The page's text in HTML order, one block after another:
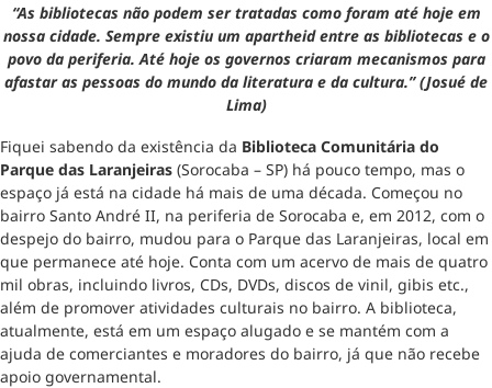
“As bibliotecas não podem ser tratadas como foram até hoje em
nossa cidade. Sempre existiu um apartheid entre as bibliotecas e o
povo da periferia. Até hoje os governos criaram mecanismos para
afastar as pessoas do mundo da literatura e da cultura.” (Josué de
Lima)
Fiquei sabendo da existência da Biblioteca Comunitária do
Parque das Laranjeiras (Sorocaba – SP) há pouco tempo, mas o
espaço já está na cidade há mais de uma década. Começou no
bairro Santo André II, na periferia de Sorocaba e, em 2012, com o
despejo do bairro, mudou para o Parque das Laranjeiras, local em
que permanece até hoje. Conta com um acervo de mais de quatro
mil obras, incluindo livros, CDs, DVDs, discos de vinil, gibis etc.,
além de promover atividades culturais no bairro. A biblioteca,
atualmente, está em um espaço alugado e se mantém com a
ajuda de comerciantes e moradores do bairro, já que não recebe
apoio governamental.